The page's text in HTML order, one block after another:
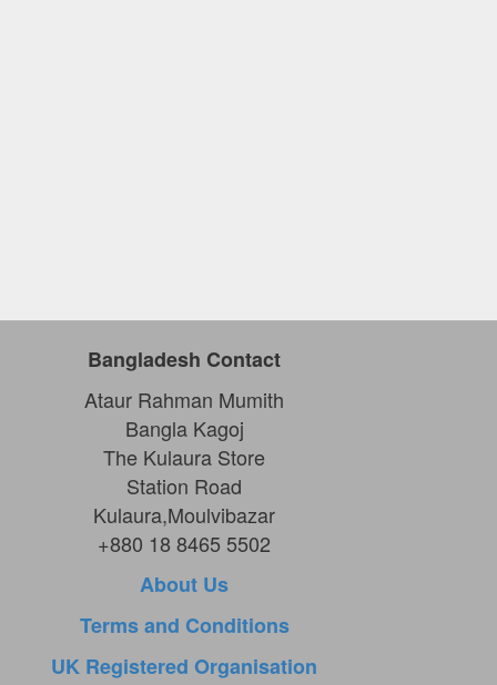
Bangladesh Contact
Ataur Rahman Mumith
Bangla Kagoj
The Kulaura Store
Station Road
Kulaura,Moulvibazar
+880 18 8465 5502
About Us
Terms and Conditions
UK Registered Organisation